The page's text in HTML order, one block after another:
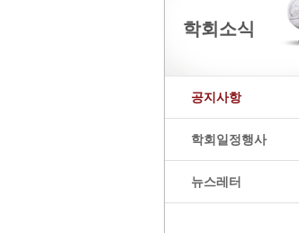
학회소식
공지사항
학회일정행사
뉴스레터